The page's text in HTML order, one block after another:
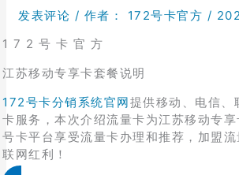
发表评论 / 作者： 172号卡官方 /
1 7 2 号 卡 官 方
江苏移动专享卡套餐说明
172号卡分销系统官网提供移动、电信、
卡服务，本次介绍流量卡为江苏移动专
号卡平台享受流量卡办理和推荐，加盟
联网红利！